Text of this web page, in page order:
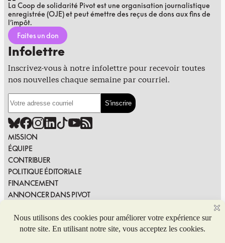
La Coop de solidarité Pivot est une organisation journalistique
enregistrée (OJE) et peut émettre des reçus de dons aux fins de
l’impôt.
Faites un don
Infolettre
Inscrivez-vous à notre infolettre pour recevoir toutes
nos nouvelles chaque semaine par courriel.
MISSION
ÉQUIPE
CONTRIBUER
POLITIQUE ÉDITORIALE
FINANCEMENT
ANNONCER DANS PIVOT
SIGNALER UNE ERREUR
NOUS JOINDRE